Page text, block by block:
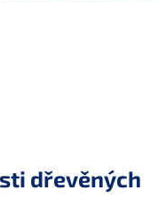
dřevěných